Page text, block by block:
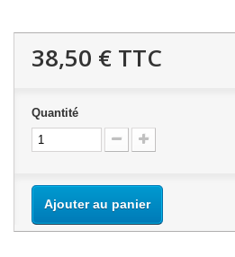
38,50 € TTC
Quantité
Ajouter au panier